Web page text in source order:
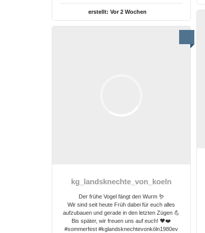
erstellt: Vor 2 Wochen
kg_landsknechte_von_koeln
Der frühe Vogel fängt den Wurm 🪱
Wir sind seit heute Früh dabei für euch alles
aufzubauen und gerade in den letzten Zügen 💪
Bis später, wir freuen uns auf euch! 🖤❤️
#sommerfest #kglandsknechtevonköln1980ev